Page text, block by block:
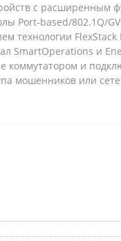
с расширенным
Port-based/802.1Q/
технологии
SmartOperations и
коммутатором и
мошенников или